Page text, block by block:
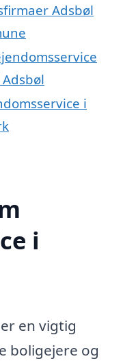
Adsbøl
i
i
en vigtig
boligejere og